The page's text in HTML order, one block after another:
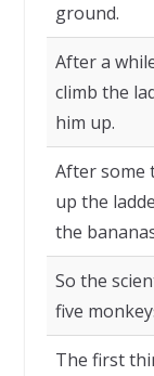
ground.
After a
climb the
him up.
After some
up the
the
So the
five
The first